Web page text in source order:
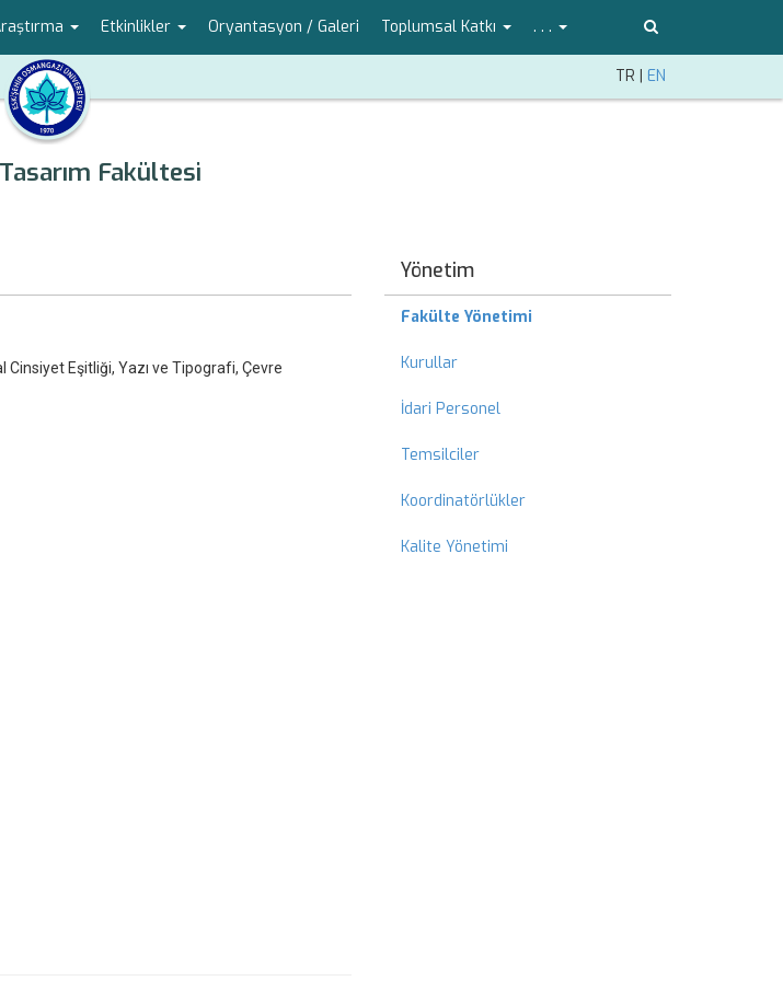
Etkinlikler Oryantasyon / Galeri Toplumsal Katkı . . .
TR | EN
Fakültesi
Cinsiyet Eşitliği, Yazı ve Tipografi, Çevre
Yönetim
Fakülte Yönetimi
Kurullar
İdari Personel
Temsilciler
Koordinatörlükler
Kalite Yönetimi